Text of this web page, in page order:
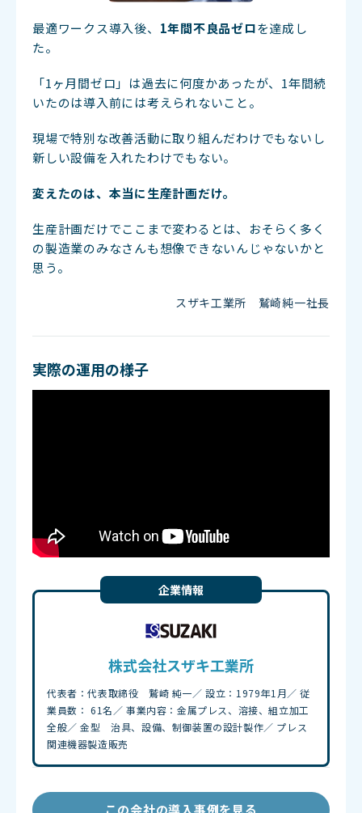
最適ワークス導入後、 1年間不良品ゼロを達成し
た。
「1ヶ月間ゼロ」は過去に何度かあったが、 1年間続
いたのは導入前には考えられないこと。
現場で特別な改善活動に取り組んだわけでもないし
新しい設備を入れたわけでもない。
変えたのは、本当に生産計画だけ。
生産計画だけでここまで変わるとは、
おそらく多く
の製造業のみなさんも想像できないんじゃないかと
思う。
スザキ工業所 鷲崎純一社長
実際の運用の様子
企業情報
株式会社スザキ工業所
代表者：代表取締役 鷲崎 純一／ 設立：1979年1月／ 従
業員数： 61名／ 事業内容：金属プレス、溶接、組立加工
全般／ 金型 治具、設備、制御装置の設計製作／ プレス
関連機器製造販売
この会社の導入事例を見る